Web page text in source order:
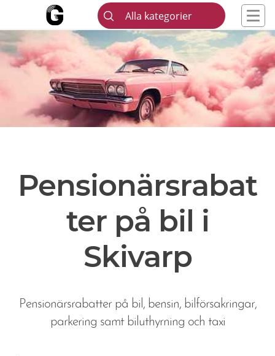
Alla kategorier
Pensionärsrabat
ter på bil i
Skivarp
Pensionärsrabatter på bil, bensin, bilförsakringar,
parkering samt biluthyrning och taxi